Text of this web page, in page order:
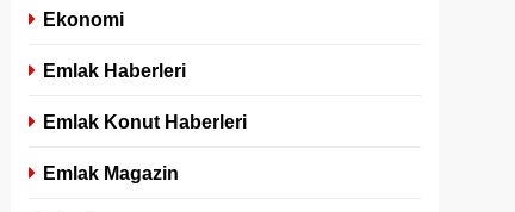
Ekonomi
Emlak Haberleri
Emlak Konut Haberleri
Emlak Magazin